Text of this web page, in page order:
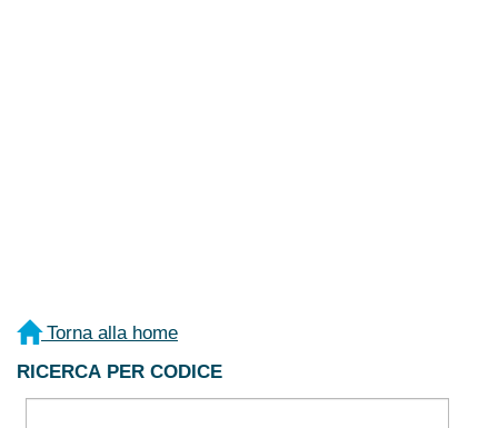
Torna alla home
RICERCA PER CODICE